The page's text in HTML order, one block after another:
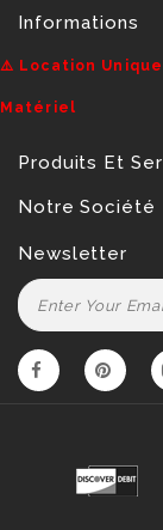
Informations
⚠️ Location
Matériel
Produits Et
Notre Société
Newsletter